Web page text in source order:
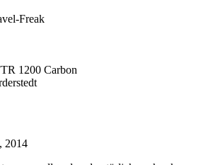
1200 Carbon
2014